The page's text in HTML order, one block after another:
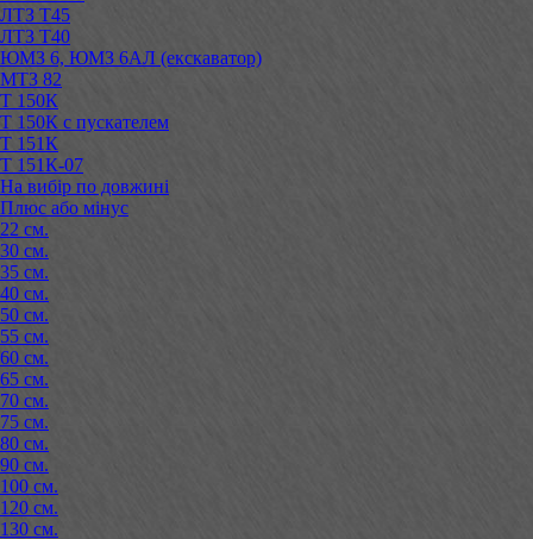
ЛТЗ Т45
ЛТЗ Т40
ЮМЗ 6, ЮМЗ 6АЛ (екскаватор)
МТЗ 82
Т 150К
Т 150К с пускателем
Т 151К
Т 151К-07
На вибір по довжині
Плюс або мінус
22 см.
30 см.
35 см.
40 см.
50 см.
55 см.
60 см.
65 см.
70 см.
75 см.
80 см.
90 см.
100 см.
120 см.
130 см.